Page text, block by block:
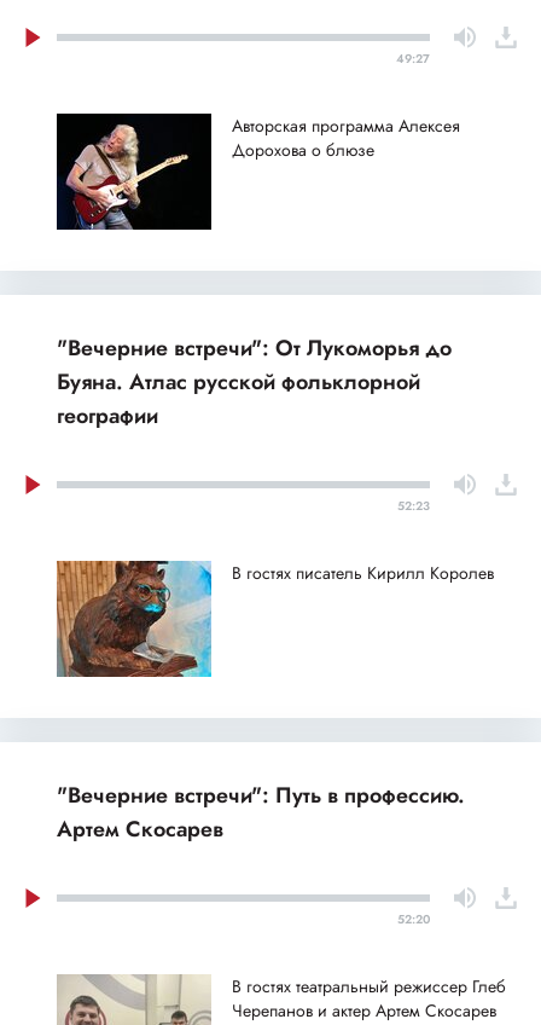
49:27
Авторская программа Алексея
Дорохова о блюзе
"Вечерние встречи": От Лукоморья до
Буяна. Атлас русской фольклорной
географии
52:23
В гостях писатель Кирилл Королев
"Вечерние встречи": Путь в профессию.
Артем Скосарев
52:20
В гостях театральный режиссер Глеб
Черепанов и актер Артем Скосарев